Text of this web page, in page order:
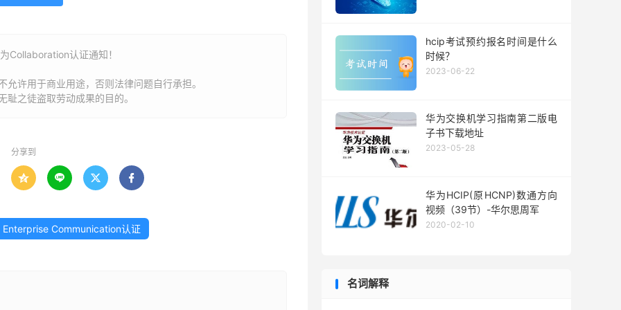
Collaboration认证通知！
许用于商业用途，否则法律问题自行承担。
之徒盗取劳动成果的目的。
分享到
   
Enterprise Communication认证
hcip考试预约报名时间是什么
时候？
2023-06-22
华为交换机学习指南第二版电
子书下载地址
2023-05-28
华为HCIP(原HCNP)数通方向
视频（39节）-华尔思周军
2020-02-10
名词解释